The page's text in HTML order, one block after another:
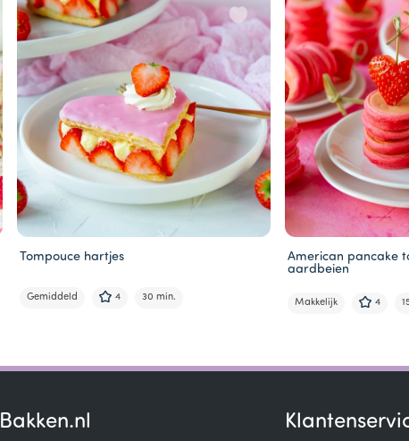
Tompouce hartjes
Gemiddeld 4 30 min.
American pancake
aardbeien
Makkelijk 4
Bakken.nl